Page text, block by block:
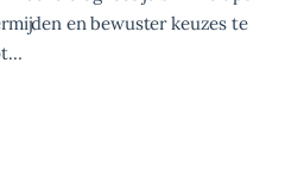
en bewuster keuzes te